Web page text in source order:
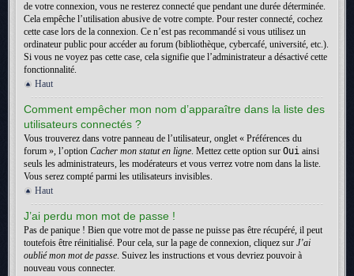
de votre connexion, vous ne resterez connecté que pendant une durée déterminée.
Cela empêche l’utilisation abusive de votre compte. Pour rester connecté, cochez
cette case lors de la connexion. Ce n’est pas recommandé si vous utilisez un
ordinateur public pour accéder au forum (bibliothèque, cybercafé, université, etc.).
Si vous ne voyez pas cette case, cela signifie que l’administrateur a désactivé cette
fonctionnalité.
Haut
Comment empêcher mon nom d’apparaître dans la liste des
utilisateurs connectés ?
Vous trouverez dans votre panneau de l’utilisateur, onglet « Préférences du
forum », l’option Cacher mon statut en ligne. Mettez cette option sur Oui ainsi
seuls les administrateurs, les modérateurs et vous verrez votre nom dans la liste.
Vous serez compté parmi les utilisateurs invisibles.
Haut
J’ai perdu mon mot de passe !
Pas de panique ! Bien que votre mot de passe ne puisse pas être récupéré, il peut
toutefois être réinitialisé. Pour cela, sur la page de connexion, cliquez sur J’ai
oublié mon mot de passe. Suivez les instructions et vous devriez pouvoir à
nouveau vous connecter.